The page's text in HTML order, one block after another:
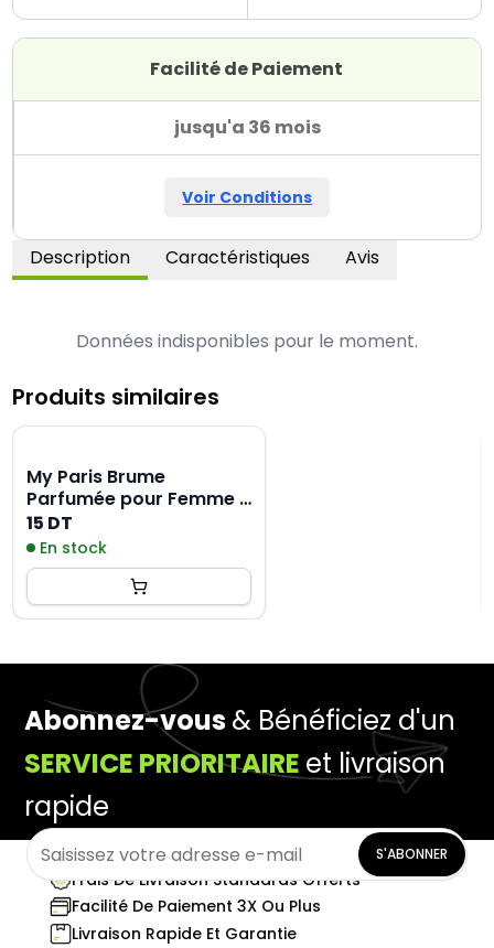
Facilité de Paiement
jusqu'a 36 mois
Voir Conditions
Description Caractéristiques Avis
Données indisponibles pour le moment.
Produits similaires
My Paris Brume
Parfumée pour Femme -
250ML
15 DT
En stock
Abonnez-vous& Bénéficiez d'un
SERVICE PRIORITAIRE et livraison
rapide
S'ABONNER
Frais De Livraison Standards Offerts
Facilité De Paiement 3X Ou Plus
Livraison Rapide Et Garantie